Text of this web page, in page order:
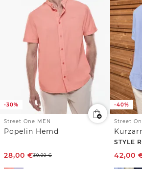
-30%
Street One MEN
Popelin Hemd
28,00 €39,99€
-40%
Street
STYLE
42,00